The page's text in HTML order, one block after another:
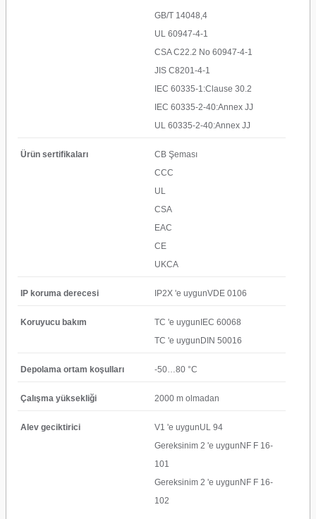
GB/T 14048,4
UL 60947-4-1
CSA C22.2 No 60947-4-1
JIS C8201-4-1
IEC 60335-1:Clause 30.2
IEC 60335-2-40:Annex JJ
UL 60335-2-40:Annex JJ
Ürün sertifikaları
CB Şeması
CCC
UL
CSA
EAC
CE
UKCA
IP koruma derecesi IP2X 'e uygunVDE 0106
Koruyucu bakım
TC 'e uygunIEC 60068
TC 'e uygunDIN 50016
Depolama ortam koşulları -50…80 °C
Çalışma yüksekliği 2000 m olmadan
Alev geciktirici
V1 'e uygunUL 94
Gereksinim 2 'e uygunNF F 16-
101
Gereksinim 2 'e uygunNF F 16-
102